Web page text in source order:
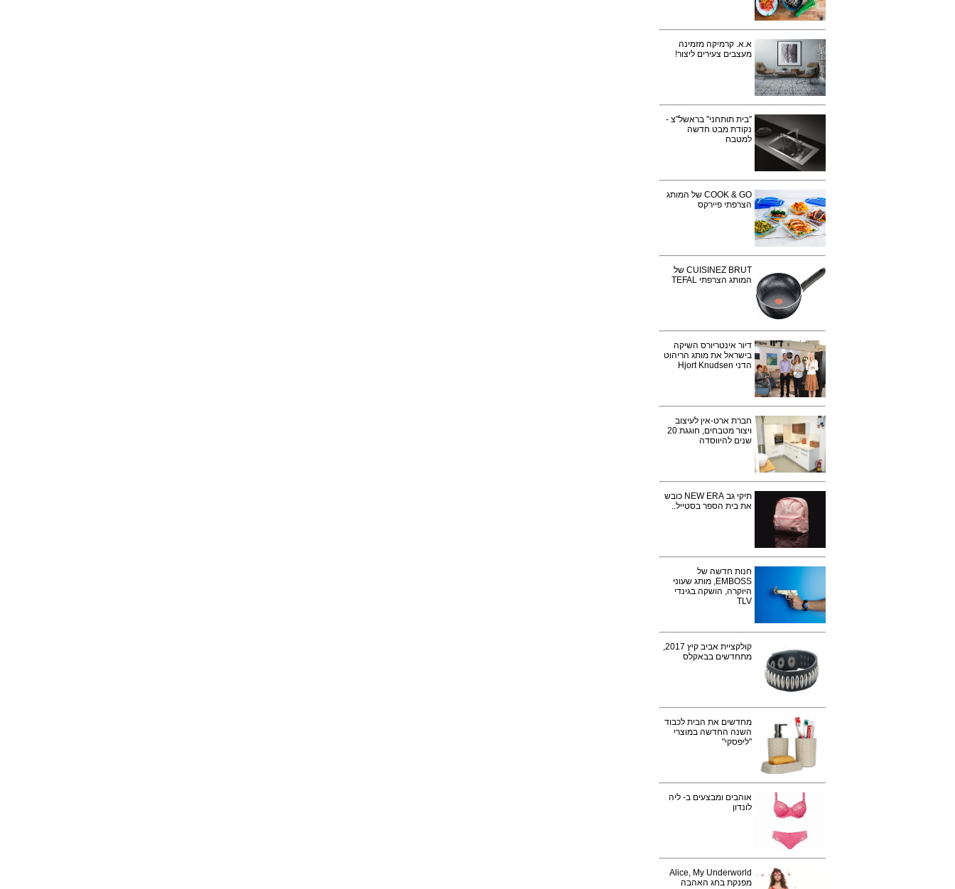
א.א. קרמיקה מזמינה
מעצבים צעירים ליצור!
"בית תותחני" בראשל"צ -
נקודת מבט חדשה
למטבח
COOK & GO של המותג
הצרפתי פיירקס
CUISINEZ BRUT של
המותג הצרפתי TEFAL
דיור אינטריורס השיקה
בישראל את מותג הריהוט
הדני Hjort Knudsen
חברת ארט-אין לעיצוב
ויצור מטבחים, חוגגת 20
שנים להיווסדה
תיקי גב NEW ERA כובש
את בית הספר בסטייל..
חנות חדשה של
EMBOSS, מותג שעוני
היוקרה, הושקה בגינדי
TLV
קולקציית אביב קיץ 2017,
מתחדשים בבאקלס
מחדשים את הבית לכבוד
השנה החדשה במוצרי
"ליפסקי"
אוהבים ומבצעים ב- ליה
לונדון
Alice, My Underworld
מפנקת בחג האהבה